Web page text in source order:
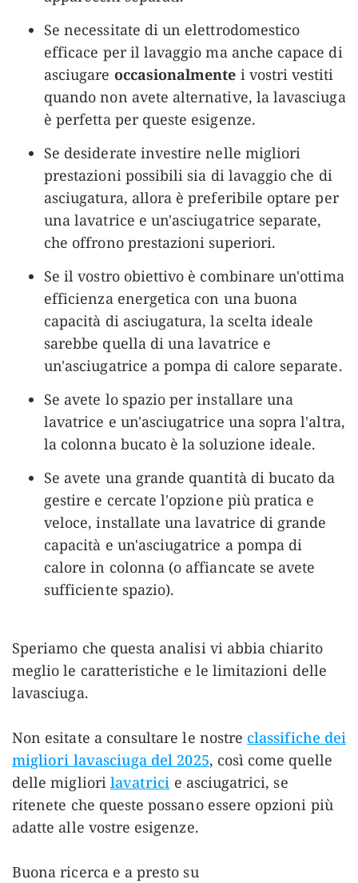
Se necessitate di un elettrodomestico
efficace per il lavaggio ma anche capace di
asciugare occasionalmente i vostri vestiti
quando non avete alternative, la lavasciuga
è perfetta per queste esigenze.
Se desiderate investire nelle migliori
prestazioni possibili sia di lavaggio che di
asciugatura, allora è preferibile optare per
una lavatrice e un'asciugatrice separate,
che offrono prestazioni superiori.
Se il vostro obiettivo è combinare un'ottima
efficienza energetica con una buona
capacità di asciugatura, la scelta ideale
sarebbe quella di una lavatrice e
un'asciugatrice a pompa di calore separate.
Se avete lo spazio per installare una
lavatrice e un'asciugatrice una sopra l'altra,
la colonna bucato è la soluzione ideale.
Se avete una grande quantità di bucato da
gestire e cercate l'opzione più pratica e
veloce, installate una lavatrice di grande
capacità e un'asciugatrice a pompa di
calore in colonna (o affiancate se avete
sufficiente spazio).
Speriamo che questa analisi vi abbia chiarito
meglio le caratteristiche e le limitazioni delle
lavasciuga.
Non esitate a consultare le nostre classifiche dei
migliori lavasciuga del 2025, così come quelle
delle migliori lavatrici e asciugatrici, se
ritenete che queste possano essere opzioni più
adatte alle vostre esigenze.
Buona ricerca e a presto su